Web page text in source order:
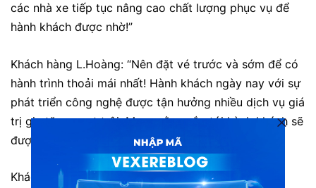
các nhà xe tiếp tục nâng cao chất lượng phục vụ để
hành khách được nhờ!”
Khách hàng L.Hoàng: “Nên đặt vé trước và sớm để có
hành trình thoải mái nhất! Hành khách ngày nay với sự
phát triển công nghệ được tận hưởng nhiều dịch vụ giá
trị gia tăng vượt trội. Mong rằng sắp tới hành khách sẽ
được đặt vé và chọn chỗ như đi máy bay”
Khách hàng Trà: “Phục vụ rất rốt . Nhưng khi đổi vé